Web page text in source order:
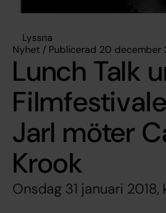
Lyssna
Nyhet / Publicerad 20 december
Lunch Talk
Jarl möter
Krook
Onsdag 31 januari 2018,